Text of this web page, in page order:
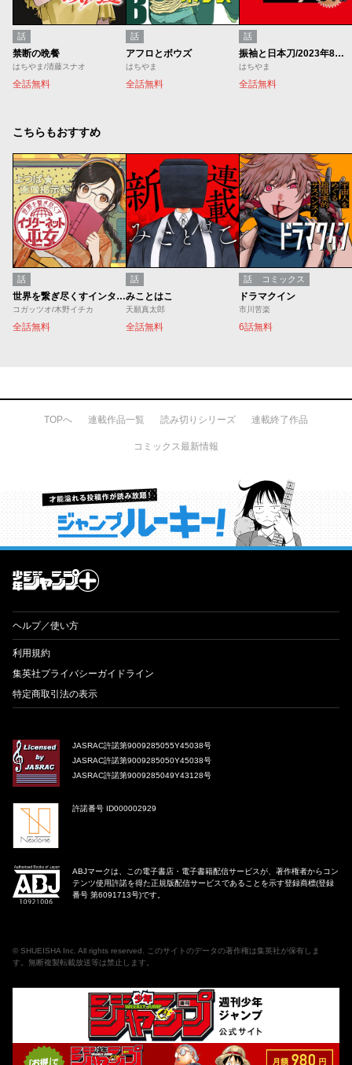
話
禁断の晩餐
はちやま/清藤スナオ
全話無料
話
アフロとボウズ
はちやま
全話無料
話
振袖と日本刀/2023年8月期ブロンズルーキー賞
はちやま
全話無料
こちらもおすすめ
話
世界を繋ぎ尽くすインターネット巫女
コガッツオ/木野イチカ
全話無料
話
みことはこ
天願真太郎
全話無料
話 コミックス
ドラマクイン
市川苦楽
6話無料
TOPへ 連載作品一覧 読み切りシリーズ 連載終了作品
コミックス最新情報
才能溢れる投稿作が読み放題！ ジャンプルーキー！
ヘルプ／使い方
利用規約
集英社プライバシーガイドライン
特定商取引法の表示
JASRAC許諾第9009285055Y45038号
JASRAC許諾第9009285050Y45038号
JASRAC許諾第9009285049Y43128号
許諾番号 ID000002929
ABJマークは、この電子書店・電子書籍配信サービスが、著作権者からコン
テンツ使用許諾を得た正規版配信サービスであることを示す登録商標(登録
番号 第6091713号)です。
© SHUEISHA Inc. All rights reserved. このサイトのデータの著作権は集英社が保有しま
す。無断複製転載放送等は禁止します。